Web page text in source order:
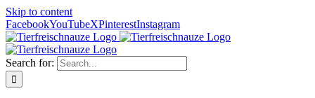
Skip to content
FacebookYouTubeXPinterestInstagram
Search for: